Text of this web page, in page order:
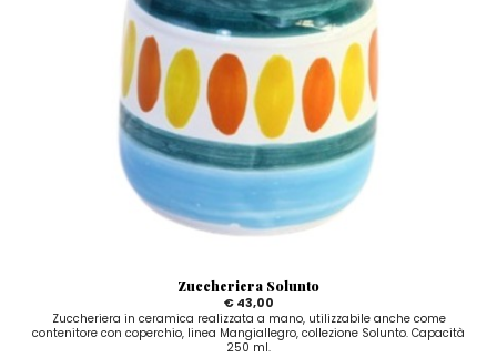
Zuccheriera Solunto
€ 43,00
Zuccheriera in ceramica realizzata a mano, utilizzabile anche come
contenitore con coperchio, linea Mangiallegro, collezione Solunto. Capacità
250 ml.